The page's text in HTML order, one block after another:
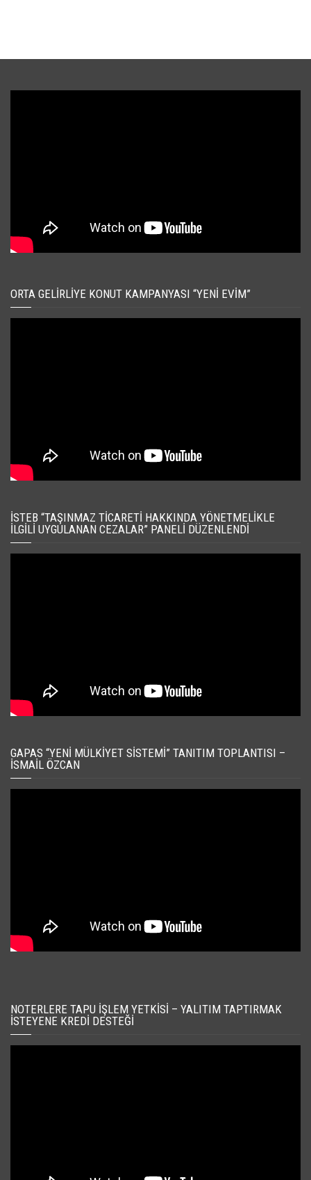
ORTA GELIRLIYE KONUT KAMPANYASI “YENI EVIM”
İSTEB “TAŞINMAZ TICARETI HAKKINDA YÖNETMELIKLE
İLGILI UYGULANAN CEZALAR” PANELI DÜZENLENDI
GAPAS “YENI MÜLKIYET SISTEMI” TANITIM TOPLANTISI –
İSMAIL ÖZCAN
NOTERLERE TAPU İŞLEM YETKISI – YALITIM TAPTIRMAK
İSTEYENE KREDI DESTEĞI